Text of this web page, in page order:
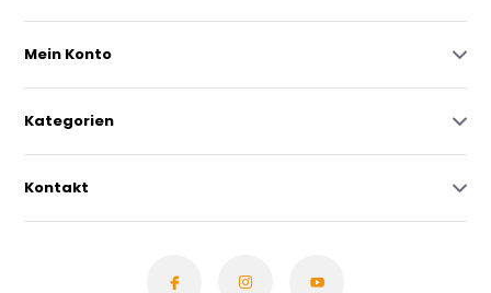
Mein Konto
Kategorien
Kontakt